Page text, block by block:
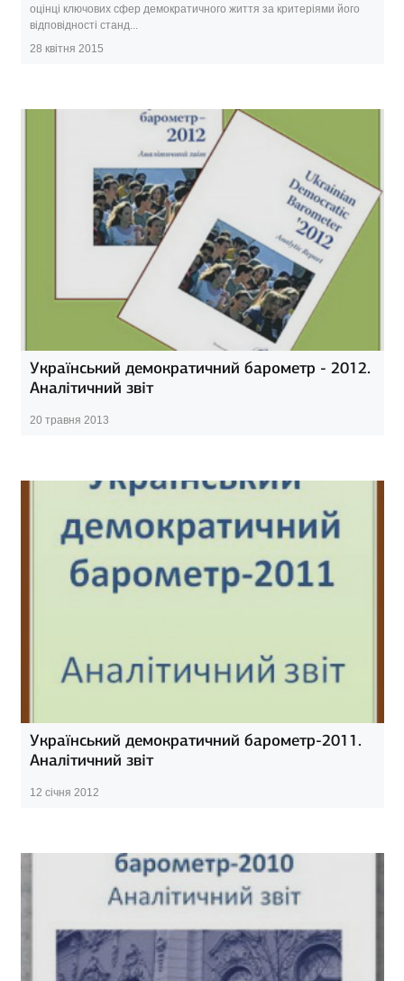
оцінці ключових сфер демократичного життя за критеріями його
відповідності станд...
28 квітня 2015
Український демократичний барометр - 2012.
Аналітичний звіт
20 травня 2013
Український демократичний барометр-2011.
Аналітичний звіт
12 січня 2012